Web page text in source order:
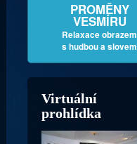
PROMĚNY
VESMÍRU
Relaxace obrazem
s hudbou a slovem
Virtuální
prohlídka